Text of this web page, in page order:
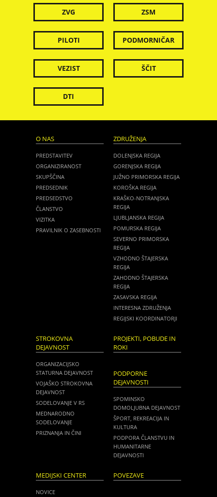
ZVG ZSM
PILOTI PODMORNIČAR
VEZIST ŠČIT
DTI
O NAS
PREDSTAVITEV
ORGANIZIRANOST
SKUPŠČINA
PREDSEDNIK
PREDSEDSTVO
ČLANSTVO
VIZITKA
PRAVILNIK O ZASEBNOSTI
ZDRUŽENJA
DOLENJSKA REGIJA
GORENJSKA REGIJA
JUŽNO PRIMORSKA REGIJA
KOROŠKA REGIJA
KRAŠKO-NOTRANJSKA
REGIJA
LJUBLJANSKA REGIJA
POMURSKA REGIJA
SEVERNO PRIMORSKA
REGIJA
VZHODNO ŠTAJERSKA
REGIJA
ZAHODNO ŠTAJERSKA
REGIJA
ZASAVSKA REGIJA
INTERESNA ZDRUŽENJA
REGIJSKI KOORDINATORJI
STROKOVNA
DEJAVNOST
ORGANIZACIJSKO
STATURNA DEJAVNOST
VOJAŠKO STROKOVNA
DEJAVNOST
SODELOVANJE V RS
MEDNARODNO
SODELOVANJE
PRIZNANJA IN ČINI
PROJEKTI, POBUDE IN
ROKI
PODPORNE
DEJAVNOSTI
SPOMINSKO
DOMOLJUBNA DEJAVNOST
ŠPORT, REKREACIJA IN
KULTURA
PODPORA ČLANSTVU IN
HUMANITARNE
DEJAVNOSTI
MEDIJSKI CENTER
NOVICE
POVEZAVE